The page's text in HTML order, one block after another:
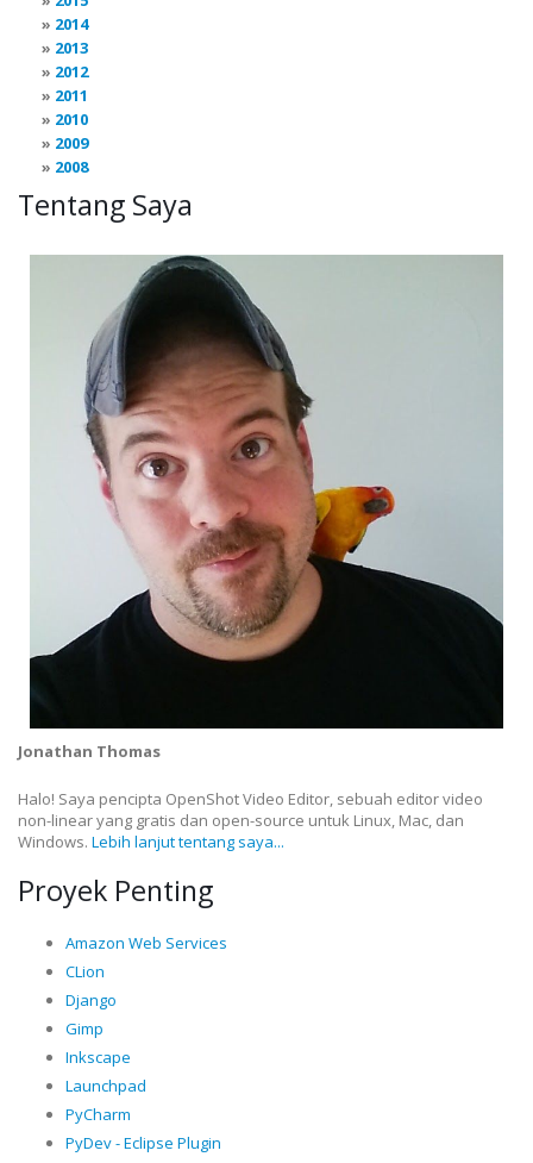
2014
2013
2012
2011
2010
2009
2008
Tentang Saya
Jonathan Thomas
Halo! Saya pencipta OpenShot Video Editor, sebuah editor video
non-linear yang gratis dan open-source untuk Linux, Mac, dan
Windows. Lebih lanjut tentang saya...
Proyek Penting
Amazon Web Services
CLion
Django
Gimp
Inkscape
Launchpad
PyCharm
PyDev - Eclipse Plugin